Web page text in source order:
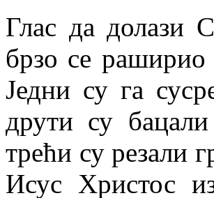
Глас да долази
брзо се
Једни су га
друти су
трећи су резали
Исус Христос